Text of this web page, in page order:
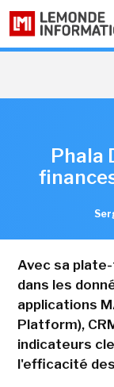
Phala
Avec sa
dans les
applications
Platform),
indicateurs
l'efficacité